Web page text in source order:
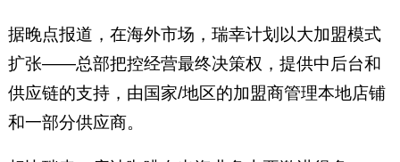
据晚点报道，在海外市场，瑞幸计划以大加盟模式
扩张——总部把控经营最终决策权，提供中后台和
供应链的支持，由国家/地区的加盟商管理本地店铺
和一部分供应商。